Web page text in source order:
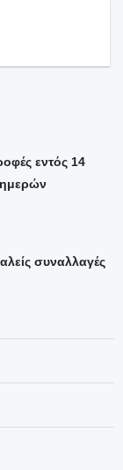
εντός 14
ημερών
συναλλαγές